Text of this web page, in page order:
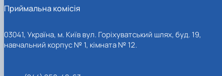
Приймальна комісія
03041, Україна, м. Київ вул. Горіхуватський шлях, буд. 19,
навчальний корпус № 1, кімната № 12.